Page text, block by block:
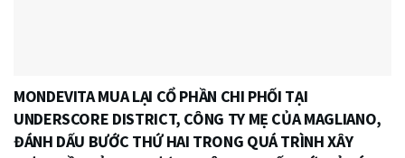
MONDEVITA MUA LẠI CỔ PHẦN CHI PHỐI TẠI
UNDERSCORE DISTRICT, CÔNG TY MẸ CỦA MAGLIANO,
ĐÁNH DẤU BƯỚC THỨ HAI TRONG QUÁ TRÌNH XÂY